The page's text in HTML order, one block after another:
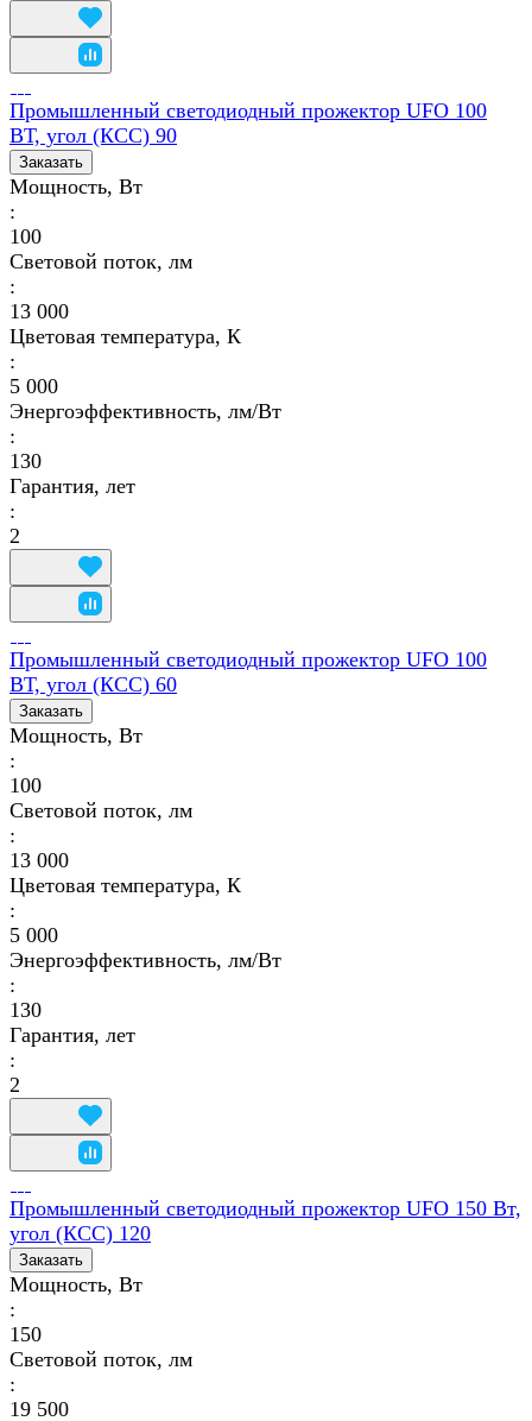
Промышленный светодиодный прожектор UFO 100
ВТ, угол (КСС) 90
Заказать
Мощность, Вт
:
100
Световой поток, лм
:
13 000
Цветовая температура, К
:
5 000
Энергоэффективность, лм/Вт
:
130
Гарантия, лет
:
2
Промышленный светодиодный прожектор UFO 100
ВТ, угол (КСС) 60
Заказать
Мощность, Вт
:
100
Световой поток, лм
:
13 000
Цветовая температура, К
:
5 000
Энергоэффективность, лм/Вт
:
130
Гарантия, лет
:
2
Промышленный светодиодный прожектор UFO 150 Вт,
угол (КСС) 120
Заказать
Мощность, Вт
:
150
Световой поток, лм
:
19 500